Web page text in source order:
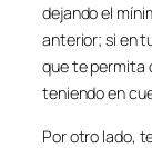
dejando el
anterior; si en
que te permita
teniendo en
Por otro lado,